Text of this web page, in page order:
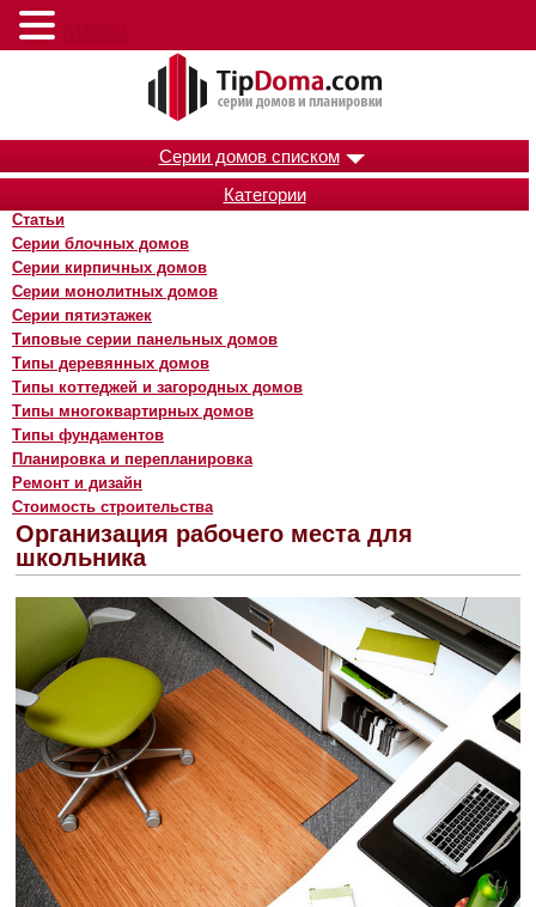
Серии домов списком
Категории
Статьи
Серии блочных домов
Серии кирпичных домов
Серии монолитных домов
Серии пятиэтажек
Типовые серии панельных домов
Типы деревянных домов
Типы коттеджей и загородных домов
Типы многоквартирных домов
Типы фундаментов
Планировка и перепланировка
Ремонт и дизайн
Стоимость строительства
Организация рабочего места для
школьника